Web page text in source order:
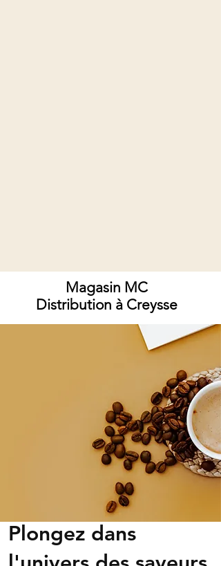
Magasin MC
Distribution à Creysse
Plongez dans